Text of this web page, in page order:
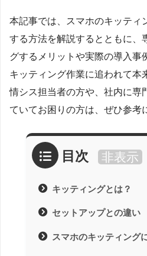
本記事では、スマホのキッティ
する方法を解説するとともに、
グするメリットや実際の導入事
キッティング作業に追われて本
情シス担当者の方や、社内に専
ていてお困りの方は、ぜひ参考
目次 非表示
キッティングとは？
セットアップとの違い
スマホのキッティング